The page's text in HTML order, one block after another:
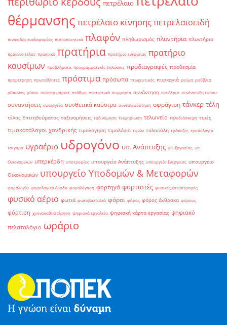
πετρέλαιο
θέρμανσης πετρέλαιο κίνησηςπετρελαιοειδή
πινακίδες κυκλοφορίας πιστοποιητικά πλαφόν πληθωρισμός πλυντήρια πλυντήριο
πράσινο τέλος πρακτικό πρατήρια πρατήριο ενέργειας πρατήριο
καυσίμων προβλήματα προγραμματικές δηλώσεις προδιαγραφές προθεσμία
προμέτρηση πρωταθλητές πρόστιμα πρόσωπα πτωχευτικός πυρκαγιά ρεύμα ρούβλια
ρύπανση ρύποι σούπερ μάρκετ στάθμη στατιστικά συμμορία συνάντηση συνέδριο συνέντευξη τύπου
συναντήσεις συνεργεία συνθετικά καύσιμα συνταξιοδότηση σφράγιση τάνκερ τέλη
τέλος Επιτηδεύματος ταξινομήσεις ταξινόμηση τεκμηρίωση τελωνείο τηλεδιάσκεψη τιμές
τιμοκατάλογοι χονδρικής τιμολόγηση τιμολόγιο τιμών τολουόλη τράπεζες τροπολογία
τσιγάρο υγραέριο υδρογόνο υπ. Ανάπτυξης υπ. Εργασίας υπ.
Οικονομικών υπερκέρδη υποτροφίες υπουργείο Ανάπτυξης υπουργείο Ενέργειας υπουργείο
Οικονομικών υπουργείο Υποδομών & Μεταφορών
φορολογία φορολογικά έσοδα φορολόγηση φορτηγά φορτιστές φυσικές καταστροφές
φυσικό αέριο φωτιά φωτοβολταϊκά φόροι φόρος φόρος άνθρακα φόρους
φόρτιση χρονοκαθυστέρηση ψηφιακά εργαλεία ψηφιακή κάρτα εργασίας ψηφιακό
πελατολόγιο ωράριο